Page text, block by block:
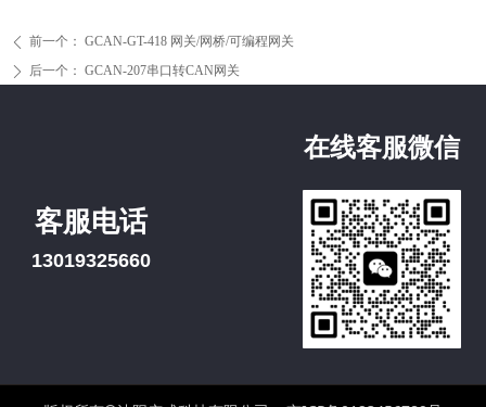
ꄴ 前一个： GCAN-GT-418 网关/网桥/可编程网关
ꄲ 后一个： GCAN-207串口转CAN网关
客服电话
13019325660
在线客服微信